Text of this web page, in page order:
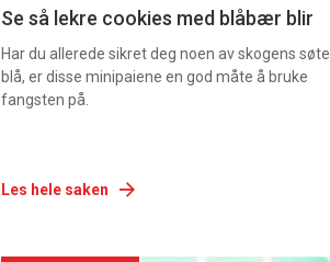
Se så lekre cookies med blåbær blir
Har du allerede sikret deg noen av skogens søte
blå, er disse minipaiene en god måte å bruke
fangsten på.
Les hele saken